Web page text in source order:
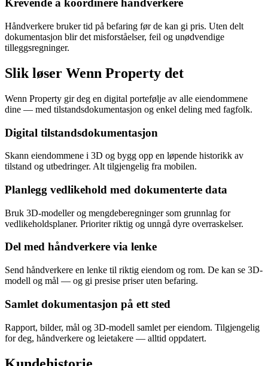
Krevende å koordinere håndverkere
Håndverkere bruker tid på befaring før de kan gi pris. Uten delt
dokumentasjon blir det misforståelser, feil og unødvendige
tilleggsregninger.
Slik løser Wenn Property det
Wenn Property gir deg en digital portefølje av alle eiendommene
dine — med tilstandsdokumentasjon og enkel deling med fagfolk.
Digital tilstandsdokumentasjon
Skann eiendommene i 3D og bygg opp en løpende historikk av
tilstand og utbedringer. Alt tilgjengelig fra mobilen.
Planlegg vedlikehold med dokumenterte data
Bruk 3D-modeller og mengdeberegninger som grunnlag for
vedlikeholdsplaner. Prioriter riktig og unngå dyre overraskelser.
Del med håndverkere via lenke
Send håndverkere en lenke til riktig eiendom og rom. De kan se 3D-
modell og mål — og gi presise priser uten befaring.
Samlet dokumentasjon på ett sted
Rapport, bilder, mål og 3D-modell samlet per eiendom. Tilgjengelig
for deg, håndverkere og leietakere — alltid oppdatert.